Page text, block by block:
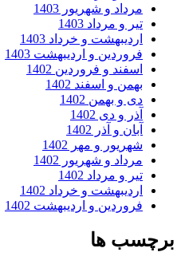
مرداد و شهریور 1403
تیر و مرداد 1403
اردیبهشت و خرداد 1403
فروردین و اردیبهشت 1403
اسفند و فروردین 1402
بهمن و اسفند 1402
دی و بهمن 1402
آذر و دی 1402
آبان و آذر 1402
شهریور و مهر 1402
مرداد و شهریور 1402
تیر و مرداد 1402
اردیبهشت و خرداد 1402
فروردین و اردیبهشت 1402
برچسب ها